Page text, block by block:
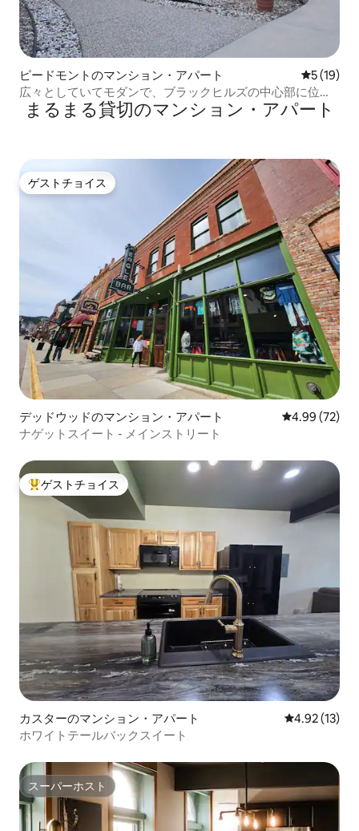
ピードモントのマンション・アパート レビュー
5 (19)
広々としていてモダンで、ブラックヒルズの中心部に位置
しています
まるまる貸切のマンション・アパート
ゲストチョイス
ゲストチョイス
デッドウッドのマンション・アパート レビュー72
4.99 (72)
ナゲットスイート - メインストリート
大好評のゲストチョイスです。
ゲストチョイス
カスターのマンション・アパート レビュー13
4.92 (13)
ホワイトテールバックスイート
スーパーホスト
スーパーホスト